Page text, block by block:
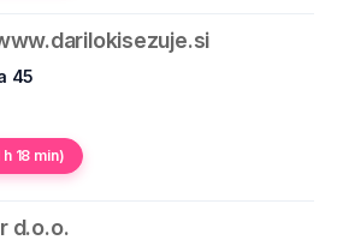
45
18 min)
d.o.o.